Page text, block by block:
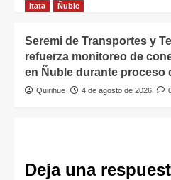
Itata
Ñuble
Seremi de Transportes y
refuerza monitoreo de
en Ñuble durante proceso
Quirihue 4 de agosto de 2026
Deja una